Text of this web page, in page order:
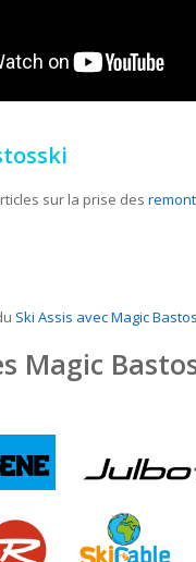
sur la prise des
Ski Assis avec Magic Bastos
Magic